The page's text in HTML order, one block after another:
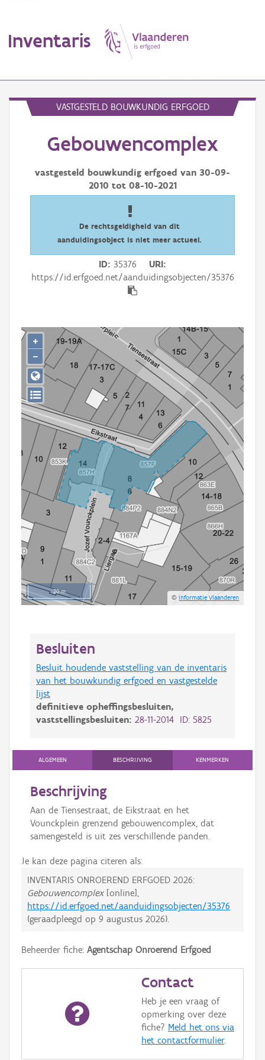
Inventaris
Erfgoedobject
Aanduidingsobject
Waarneming
Persoon of collectief
Aanmelden
VASTGESTELD BOUWKUNDIG ERFGOED
Gebouwencomplex
vastgesteld bouwkundig erfgoed van 30-09-
2010 tot 08-10-2021
De rechtsgeldigheid van dit
aanduidingsobject is niet meer actueel.
ID 35376
URI
https://id.erfgoed.net/aanduidingsobjecten/35376
20 m
©Informatie Vlaanderen
+
−
Besluiten
Besluit houdende vaststelling van de inventaris
van het bouwkundig erfgoed en vastgestelde
lijst
definitieve opheffingsbesluiten,
vaststellingsbesluiten: 28-11-2014 ID: 5825
ALGEMEEN BESCHRIJVING KENMERKEN
Beschrijving
Aan de Tiensestraat, de Eikstraat en het
Vounckplein grenzend gebouwencomplex, dat
samengesteld is uit zes verschillende panden.
Je kan deze pagina citeren als:
INVENTARIS ONROEREND ERFGOED 2026:
Gebouwencomplex[online],
https://id.erfgoed.net/aanduidingsobjecten/35376
(geraadpleegd op 9 augustus 2026).
Beheerder fiche: Agentschap Onroerend Erfgoed
Contact
Heb je een vraag of
opmerking over deze
fiche? Meld het ons via
het contactformulier.